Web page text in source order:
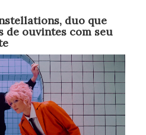
duo que
de ouvintes com seu